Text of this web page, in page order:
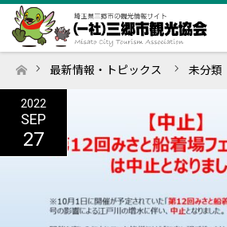
ホーム
最新情報・トピックス 未分類
2022
SEP
27